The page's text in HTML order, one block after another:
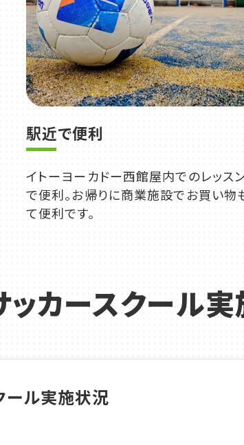
駅近で便利
イトーヨーカドー西館屋内でのレッス
で便利。お帰りに商業施設でお買い物
て便利です。
ッカースクール
ール実施状況